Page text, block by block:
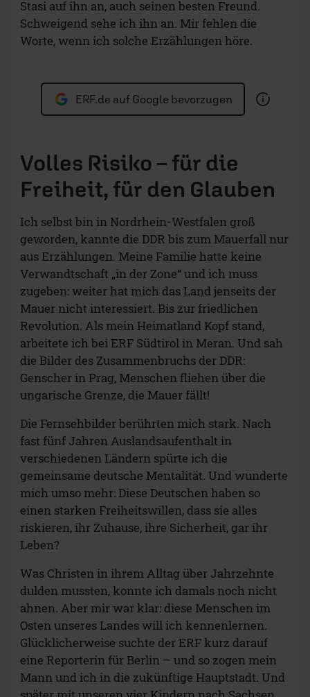
Stasi auf ihn an, auch seinen besten Freund.
Schweigend sehe ich ihn an. Mir fehlen die
Worte, wenn ich solche Erzählungen höre.
ERF.de auf Google bevorzugen
Volles Risiko – für die
Freiheit, für den Glauben
Ich selbst bin in Nordrhein-Westfalen groß
geworden, kannte die DDR bis zum Mauerfall nur
aus Erzählungen. Meine Familie hatte keine
Verwandtschaft „in der Zone“ und ich muss
zugeben: weiter hat mich das Land jenseits der
Mauer nicht interessiert. Bis zur friedlichen
Revolution. Als mein Heimatland Kopf stand,
arbeitete ich bei ERF Südtirol in Meran. Und sah
die Bilder des Zusammenbruchs der DDR:
Genscher in Prag, Menschen fliehen über die
ungarische Grenze, die Mauer fällt!
Die Fernsehbilder berührten mich stark. Nach
fast fünf Jahren Auslandsaufenthalt in
verschiedenen Ländern spürte ich die
gemeinsame deutsche Mentalität. Und wunderte
mich umso mehr: Diese Deutschen haben so
einen starken Freiheitswillen, dass sie alles
riskieren, ihr Zuhause, ihre Sicherheit, gar ihr
Leben?
Was Christen in ihrem Alltag über Jahrzehnte
dulden mussten, konnte ich damals noch nicht
ahnen. Aber mir war klar: diese Menschen im
Osten unseres Landes will ich kennenlernen.
Glücklicherweise suchte der ERF kurz darauf
eine Reporterin für Berlin – und so zogen mein
Mann und ich in die zukünftige Hauptstadt. Und